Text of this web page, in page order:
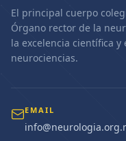
El principal cuerpo
Órgano rector de la
la excelencia científica y
neurociencias.
EMAIL